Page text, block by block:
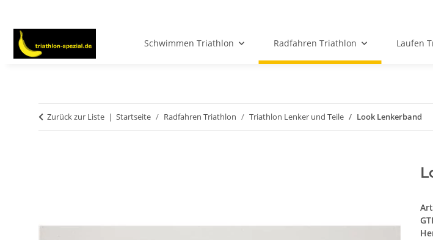
Schwimmen Triathlon Radfahren Triathlon Laufen
Zurück zur Liste Startseite Radfahren Triathlon Triathlon Lenker und Teile Look Lenkerband